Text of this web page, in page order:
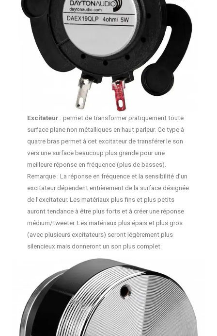
Excitateur : permet de transformer pratiquement toute
surface plane non métalliques en haut parleur. Ce type à
quatre bras permet à cet excitateur de transférer le son
vers une surface beaucoup plus grande pour une
meilleure réponse en fréquence (plus de basses).
Remarque : La réponse en fréquence et la sensibilité d’un
excitateur dépendent entièrement de la surface désignée
de l’excitateur. Les matériaux plus fins et plus petits
auront tendance à être plus forts et à créer une réponse
médium/tweeter. Les matériaux plus épais et plus gros
(avec plusieurs excitateurs) seront légèrement plus
silencieux mais donneront un son plus complet.